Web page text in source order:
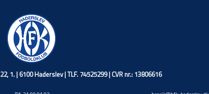
1. | 6100 Haderslev | TLF. 74525299 | CVR nr.: 13806616